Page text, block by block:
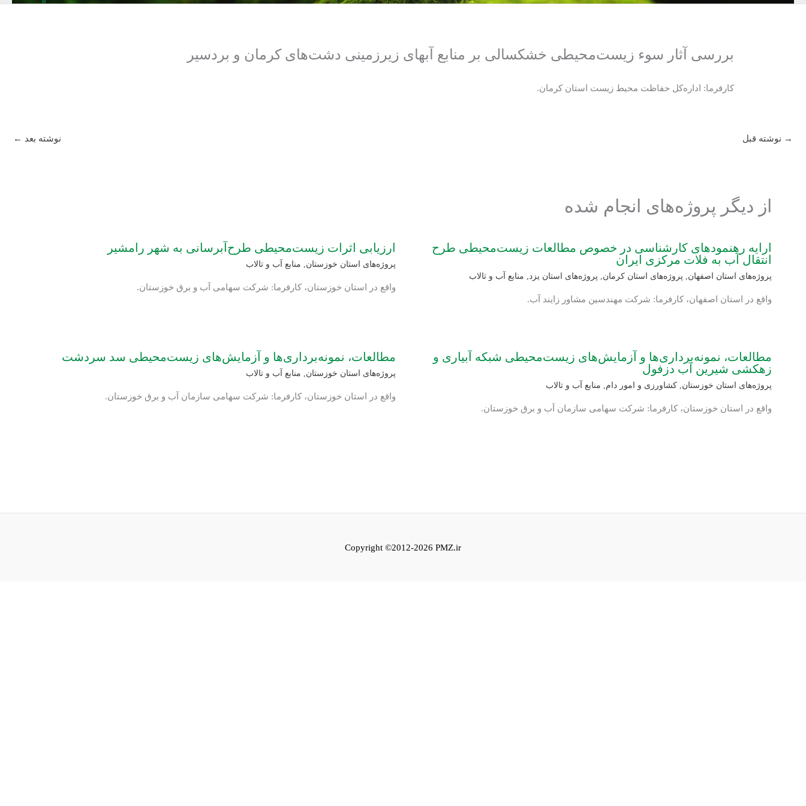
بررسی آثار سوء زیست‌محیطی خشکسالی بر منابع آبهای زیرزمینی دشت‌های کرمان و بردسیر
کارفرما: اداره‌کل حفاظت محیط زیست استان کرمان.
→ نوشته قبل نوشته بعد ←
از دیگر پروژه‌های انجام شده
ارایه رهنمودهای کارشناسی در خصوص مطالعات زیست‌محیطی طرح
انتقال آب به فلات مرکزی ایران
پروژه‌های استان اصفهان, پروژه‌های استان کرمان, پروژه‌های استان یزد, منابع آب و تالاب
واقع در استان اصفهان، کارفرما: شرکت مهندسین مشاور زایند آب.
ارزیابی اثرات زیست‌محیطی طرح‌آبرسانی به شهر رامشیر
پروژه‌های استان خوزستان, منابع آب و تالاب
واقع در استان خوزستان، کارفرما: شرکت سهامی آب و برق خوزستان.
مطالعات، نمونه‌برداری‌ها و آزمایش‌های زیست‌محیطی شبکه آبیاری و
زهکشی شیرین آب دزفول
پروژه‌های استان خوزستان,کشاورزی و امور دام, منابع آب و تالاب
واقع در استان خوزستان، کارفرما: شرکت سهامی سازمان آب و برق خوزستان.
مطالعات، نمونه‌برداری‌ها و آزمایش‌های زیست‌محیطی سد سردشت
پروژه‌های استان خوزستان, منابع آب و تالاب
واقع در استان خوزستان، کارفرما: شرکت سهامی سازمان آب و برق خوزستان.
Copyright ©2012-2026 PMZ.ir